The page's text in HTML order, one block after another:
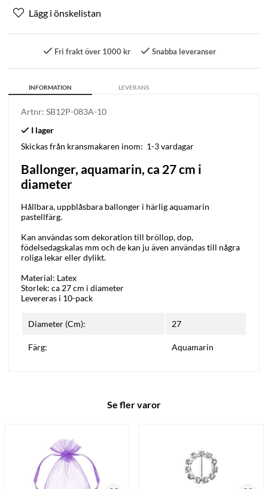
Fri frakt över 1000 kr Snabba leveranser
INFORMATION LEVERANS
Artnr: SB12P-083A-10
Skickas från kransmakaren inom: 1-3 vardagar
Ballonger, aquamarin, ca 27 cm i
diameter
Hållbara, uppblåsbara ballonger i härlig aquamarin
pastellfärg.
Kan användas som dekoration till bröllop, dop,
födelsedagskalas mm och de kan ju även användas till några
roliga lekar eller dylikt.
Material: Latex
Storlek: ca 27 cm i diameter
Levereras i 10-pack
Diameter (Cm): 27
Färg: Aquamarin
Se fler varor